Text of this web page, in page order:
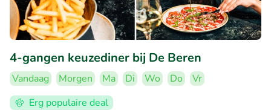
4-gangen keuzediner bij De Beren
Vandaag Morgen Ma Di Wo Do
Vr
Erg populaire deal